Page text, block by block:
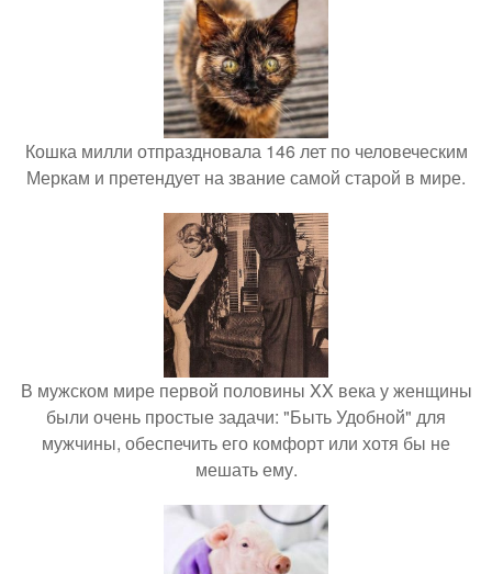
Кошка милли отпраздновала 146 лет по человеческим
Меркам и претендует на звание самой старой в мире.
В мужском мире первой половины XX века у женщины
были очень простые задачи: "Быть Удобной" для
мужчины, обеспечить его комфорт или хотя бы не
мешать ему.